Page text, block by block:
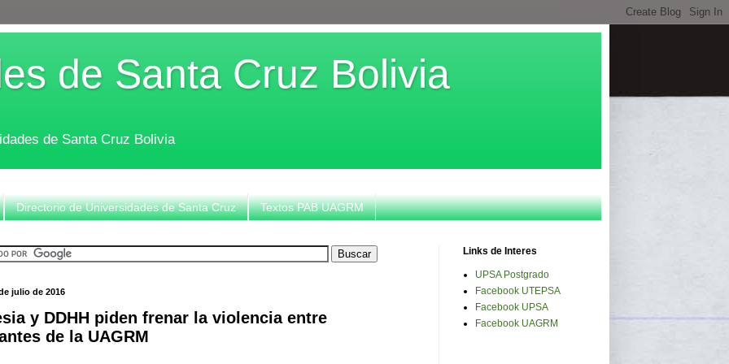
de Santa Cruz Bolivia
de Santa Cruz Bolivia
Directorio de Universidades de Santa Cruz Textos PAB UAGRM
julio de 2016
y DDHH piden frenar la violencia entre
de la UAGRM
Links de Interes
UPSA Postgrado
Facebook UTEPSA
Facebook UPSA
Facebook UAGRM